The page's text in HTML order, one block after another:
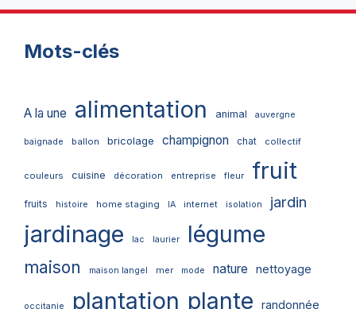
Mots-clés
A la une alimentation animal auvergne
baignade ballon bricolage champignon chat collectif
couleurs cuisine décoration entreprise fleur fruit
fruits histoire home staging IA internet isolation jardin
jardinage lac laurier légume
maison maison langel mer mode nature nettoyage
occitanie plantation plante randonnée